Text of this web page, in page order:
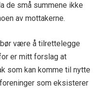
de små summene ikke
av mottakerne.
være å tilrettelegge
er mitt forslag at
som kan komme til nytte
som eksisterer